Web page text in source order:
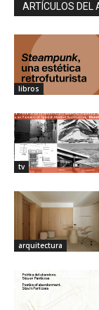
ARTÍCULOS DEL
libros
tv
arquitectura